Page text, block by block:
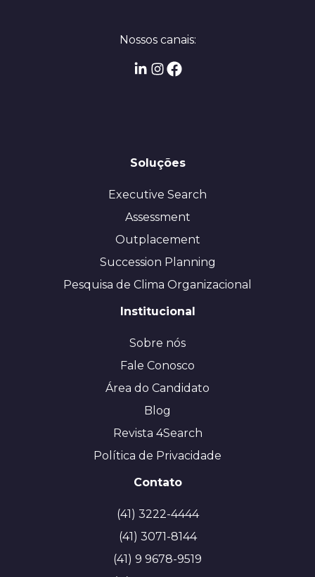
Nossos canais:
Soluções
Executive Search
Assessment
Outplacement
Succession Planning
Pesquisa de Clima Organizacional
Institucional
Sobre nós
Fale Conosco
Área do Candidato
Blog
Revista 4Search
Política de Privacidade
Contato
(41) 3222-4444
(41) 3071-8144
(41) 9 9678-9519